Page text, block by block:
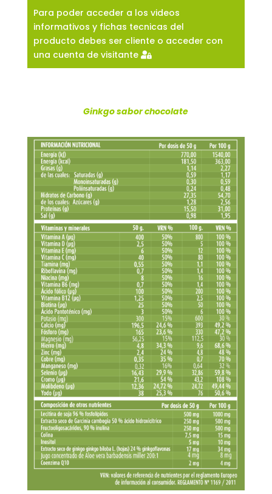
Para poder acceder a los videos
informativos y fichas tecnicas del
producto debes ser cliente o acceder con
una cuenta de visitante
Ginkgo sabor chocolate